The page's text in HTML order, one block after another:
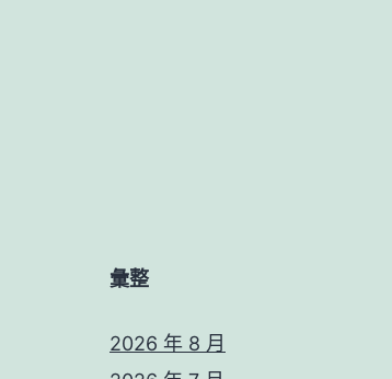
彙整
2026 年 8 月